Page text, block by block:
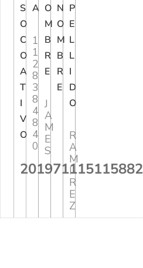
S
O
C
O
A
T
I
V
O
201971115115882
A
1
1
2
8
3
8
4
8
4
0
O
M
B
R
E
J
A
M
E
S
N
O
M
B
R
E
P
E
L
L
I
D
O
R
A
M
I
R
E
Z